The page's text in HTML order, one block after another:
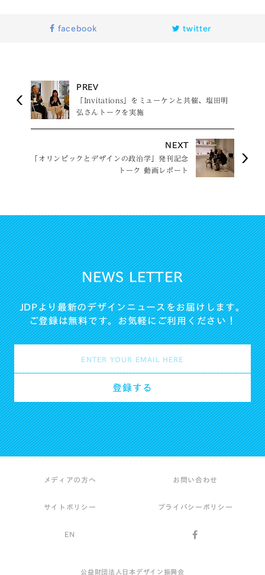
facebook twitter
PREV
「Invitations」をミューケンと共催、塩田明
弘さんトークを実施
NEXT
「オリンピックとデザインの政治学」発刊記念
トーク 動画レポート
NEWS LETTER
JDPより最新のデザインニュースをお届けします。
ご登録は無料です。お気軽にご利用ください！
メディアの方へ お問い合わせ
サイトポリシー プライバシーポリシー
EN
公益財団法人日本デザイン振興会